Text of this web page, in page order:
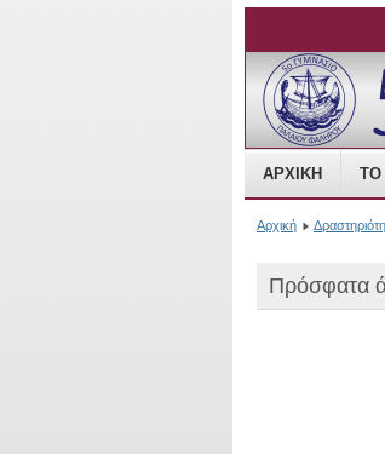
Open
ΑΡΧΙΚΉ ΤΟ
Αρχική
Πρόσφατα